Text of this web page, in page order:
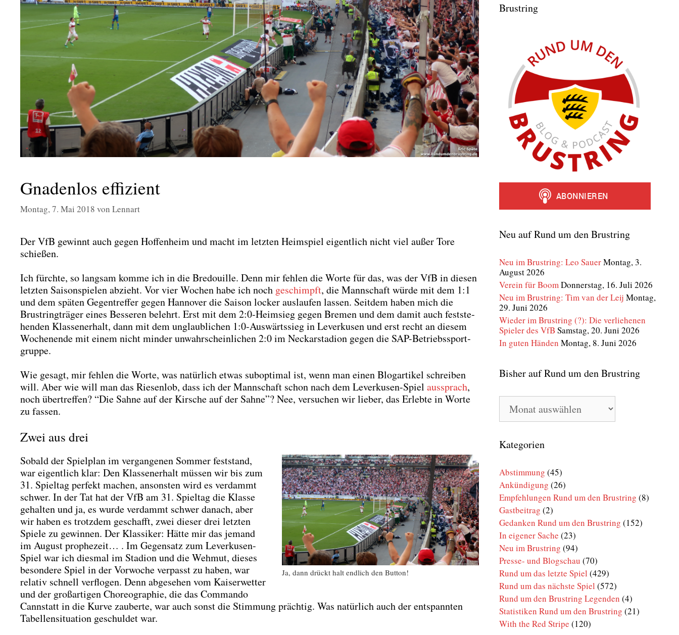
Gnadenlos effizient
Montag, 7. Mai 2018 von Lennart
Der VfB gewinnt auch gegen Hof­fen­heim und macht im letz­ten Heim­spiel eigent­lich nicht viel außer Tore
schie­ßen.
Ich fürch­te, so lang­sam kom­me ich in die Bre­douil­le. Denn mir feh­len die Wor­te für das, was der VfB in die­sen
letz­ten Sai­son­spie­len abzieht. Vor vier Wochen habe ich noch geschimpft, die Mann­schaft wür­de mit dem 1:1
und dem spä­ten Gegen­tref­fer gegen Han­no­ver die Sai­son locker aus­lau­fen las­sen. Seit­dem haben mich die
Brust­ring­trä­ger eines Bes­se­ren belehrt. Erst mit dem 2:0‑Heimsieg gegen Bre­men und dem damit auch fest­ste­
hen­den Klas­sen­er­halt, dann mit dem unglaub­li­chen 1:0‑Auswärtssieg in Lever­ku­sen und erst recht an die­sem
Wochen­en­de mit einem nicht min­der unwahr­schein­li­chen 2:0 im Neckar­sta­di­on gegen die SAP-Betriebs­sport­
grup­pe.
Wie gesagt, mir feh­len die Wor­te, was natür­lich etwas sub­op­ti­mal ist, wenn man einen Blog­ar­ti­kel schrei­ben
will. Aber wie will man das Rie­sen­lob, dass ich der Mann­schaft schon nach dem Lever­ku­sen-Spiel aus­sprach,
noch über­tref­fen? “Die Sah­ne auf der Kir­sche auf der Sah­ne”? Nee, ver­su­chen wir lie­ber, das Erleb­te in Wor­te
zu fas­sen.
Zwei aus drei
Ja, dann drückt halt end­lich den But­ton!
Sobald der Spiel­plan im ver­gan­ge­nen Som­mer fest­stand,
war eigent­lich klar: Den Klas­sen­er­halt müs­sen wir bis zum
31. Spiel­tag per­fekt machen, ansons­ten wird es ver­dammt
schwer. In der Tat hat der VfB am 31. Spiel­tag die Klas­se
gehal­ten und ja, es wur­de ver­dammt schwer danach, aber
wir haben es trotz­dem geschafft, zwei die­ser drei letz­ten
Spie­le zu gewin­nen. Der Klas­si­ker: Hät­te mir das jemand
im August pro­phe­zeit… . Im Gegen­satz zum Lever­ku­sen-
Spiel war ich dies­mal im Sta­di­on und die Weh­mut, die­ses
beson­de­re Spiel in der Vor­wo­che ver­passt zu haben, war
rela­tiv schnell ver­flo­gen. Denn abge­se­hen vom Kai­ser­wet­ter
und der groß­ar­ti­gen Cho­reo­gra­phie, die das Com­man­do
Cannstatt in die Kur­ve zau­ber­te, war auch sonst die Stim­mung präch­tig. Was natür­lich auch der ent­spann­ten
Tabel­len­si­tua­ti­on geschul­det war.
Brustring
Neu auf Rund um den Brustring
Neu im Brustring: Leo SauerMontag, 3.
August 2026
Verein für BoomDonnerstag, 16. Juli 2026
Neu im Brustring: Tim van der Leij Montag,
29. Juni 2026
Wieder im Brustring (?): Die verliehenen
Spieler des VfB Samstag, 20. Juni 2026
In guten Händen Montag, 8. Juni 2026
Bisher auf Rund um den Brustring
Bisher
auf
Rund
den
Brustring
Kategorien
Abstimmung (45)
Ankündigung (26)
Empfehlungen Rund um den Brustring (8)
Gastbeitrag (2)
Gedanken Rund um den Brustring (152)
In eigener Sache (23)
Neu im Brustring (94)
Presse- und Blogschau (70)
Rund um das letzte Spiel (429)
Rund um das nächste Spiel (572)
Rund um den Brustring Legenden (4)
Statistiken Rund um den Brustring (21)
With the Red Stripe (120)